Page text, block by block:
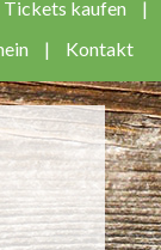
Tickets kaufen
|
| Kontakt